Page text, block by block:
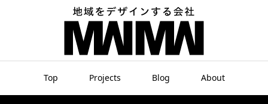
Top Projects Blog About